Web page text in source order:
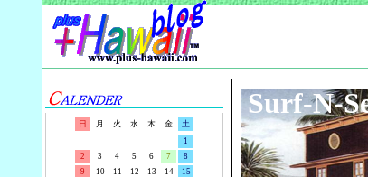
日 月 火 水 木 金
土
1
2
3 4 5 6 7
8
9
10 11 12 13 14
15
Surf-N-